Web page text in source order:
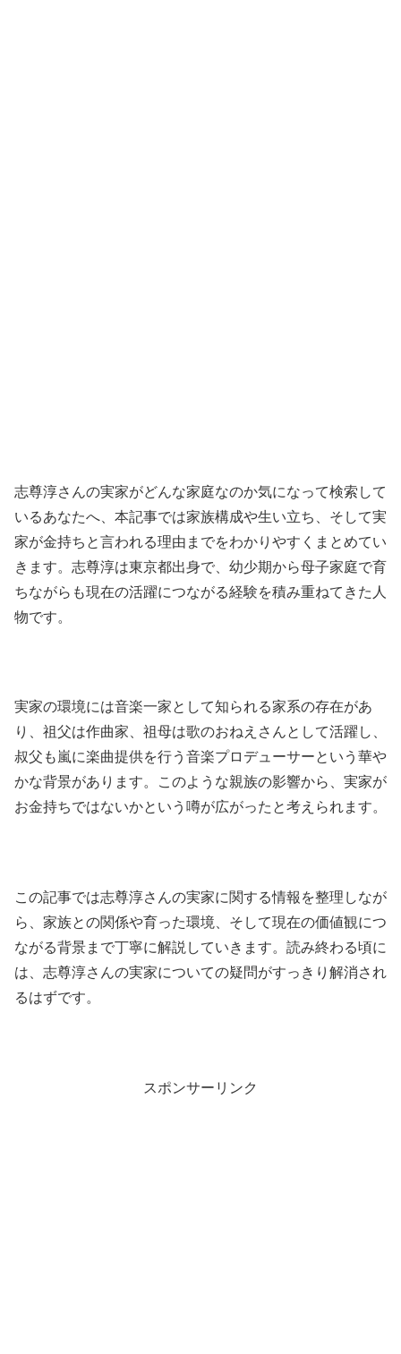
志尊淳さんの実家がどんな家庭なのか気になって検索して
いるあなたへ、本記事では家族構成や生い立ち、そして実
家が金持ちと言われる理由までをわかりやすくまとめてい
きます。志尊淳は東京都出身で、幼少期から母子家庭で育
ちながらも現在の活躍につながる経験を積み重ねてきた人
物です。
実家の環境には音楽一家として知られる家系の存在があ
り、祖父は作曲家、祖母は歌のおねえさんとして活躍し、
叔父も嵐に楽曲提供を行う音楽プロデューサーという華や
かな背景があります。このような親族の影響から、実家が
お金持ちではないかという噂が広がったと考えられます。
この記事では志尊淳さんの実家に関する情報を整理しなが
ら、家族との関係や育った環境、そして現在の価値観につ
ながる背景まで丁寧に解説していきます。読み終わる頃に
は、志尊淳さんの実家についての疑問がすっきり解消され
るはずです。
スポンサーリンク